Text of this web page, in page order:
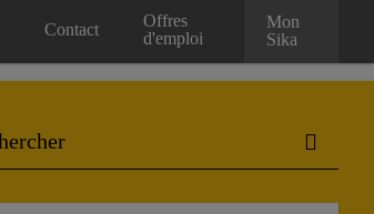
Contact
Offres
d'emploi
Mon
Sika